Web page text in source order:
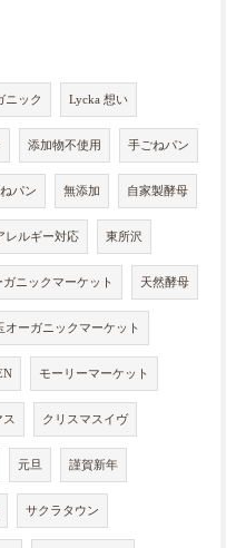
ニック Lycka 想い
添加物不使用 手ごねパン
パン 無添加 自家製酵母
レルギー対応 東所沢
ガニックマーケット 天然酵母
オーガニックマーケット
モーリーマーケット
ス クリスマスイヴ
元旦 謹賀新年
サクラタウン